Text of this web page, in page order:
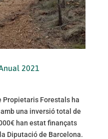
2021
Propietaris Forestals ha
una inversió total de
han estat finançats
Diputació de Barcelona.